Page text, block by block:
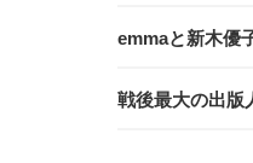
emmaと新木優
戦後最大の出版